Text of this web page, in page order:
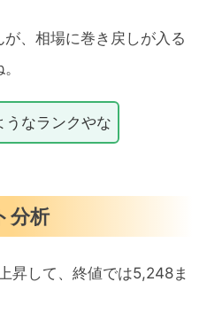
、相場に巻き戻しが入る
うなランクやな
分析
昇して、終値では5,248ま